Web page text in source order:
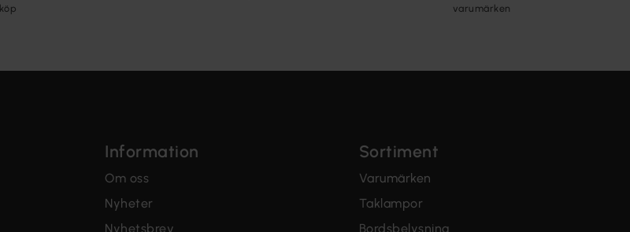
varumärken
Information
Om oss
Nyheter
Nyhetsbrev
Sortiment
Varumärken
Taklampor
Bordsbelysning